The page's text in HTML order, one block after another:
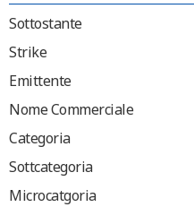
Sottostante
Strike
Emittente
Nome Commerciale
Categoria
Sottcategoria
Microcatgoria